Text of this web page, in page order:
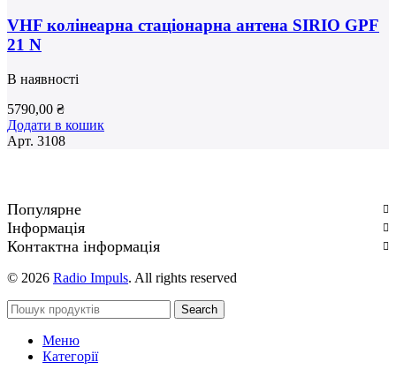
VHF колінеарна стаціонарна антена SIRIO GPF
21 N
В наявності
5790,00 ₴
Додати в кошик
Арт. 3108
Популярне
Інформація
Контактна інформація
© 2026 Radio Impuls. All rights reserved
Search
Меню
Категорії